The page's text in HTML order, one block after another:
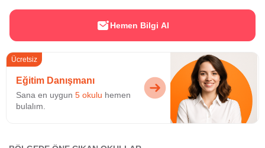
Hemen Bilgi Al
Ücretsiz
Eğitim Danışmanı
Sana en uygun 5 okulu hemen
bulalım.